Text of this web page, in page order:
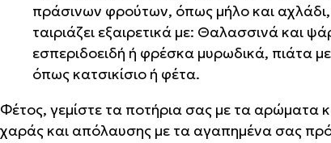
πράσινων φρούτων, όπως μήλο και
ταιριάζει εξαιρετικά με: Θαλασσινά και
εσπεριδοειδή ή φρέσκα μυρωδικά, πιάτα
όπως κατσικίσιο ή φέτα.
Φέτος, γεμίστε τα ποτήρια σας με τα αρώματα
χαράς και απόλαυσης με τα αγαπημένα σας